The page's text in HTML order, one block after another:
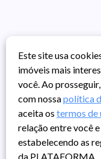
Este site usa
imóveis mais
você. Ao
com nossapolítica
aceita os termos de
relação entre você
estabelecendo as
da PLATAFORMA.